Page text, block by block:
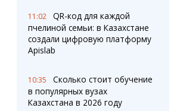
Timelapse
11:02
QR-код для каждой
пчелиной семьи: в Казахстане
создали цифровую платформу
Apislab
10:35
Сколько стоит обучение
в популярных вузах
Казахстана в 2026 году